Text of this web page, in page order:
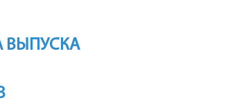
ВЫПУСКА